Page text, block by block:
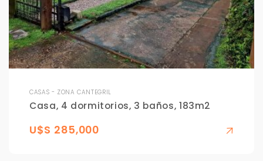
CASAS - ZONA CANTEGRIL
Casa, 4 dormitorios, 3 baños, 183m2
U$S 285,000